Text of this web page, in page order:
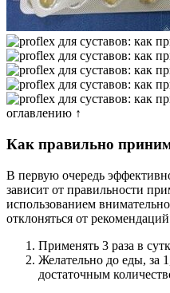
оглавлению ↑
Как правильно
В первую очередь
зависит от правильности
использованием
отклоняться от
Применять 3 раза в
Желательно до еды, за
достаточным